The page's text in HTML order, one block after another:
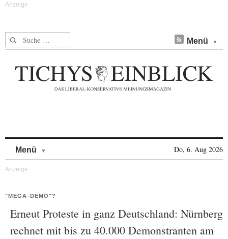
Suche nach: Menü
Menü Do, 6. Aug 2026
"MEGA-DEMO"?
Erneut Proteste in ganz Deutschland: Nürnberg
rechnet mit bis zu 40.000 Demonstranten am